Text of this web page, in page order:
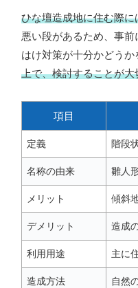
ひな壇造成地に住む際
悪い段があるため、事
はけ対策が十分かどうか
上で、検討することが大
項目
定義 階段
名称の由来 雛人
メリット 傾斜
デメリット 造成
利用用途 主に
造成方法 自然